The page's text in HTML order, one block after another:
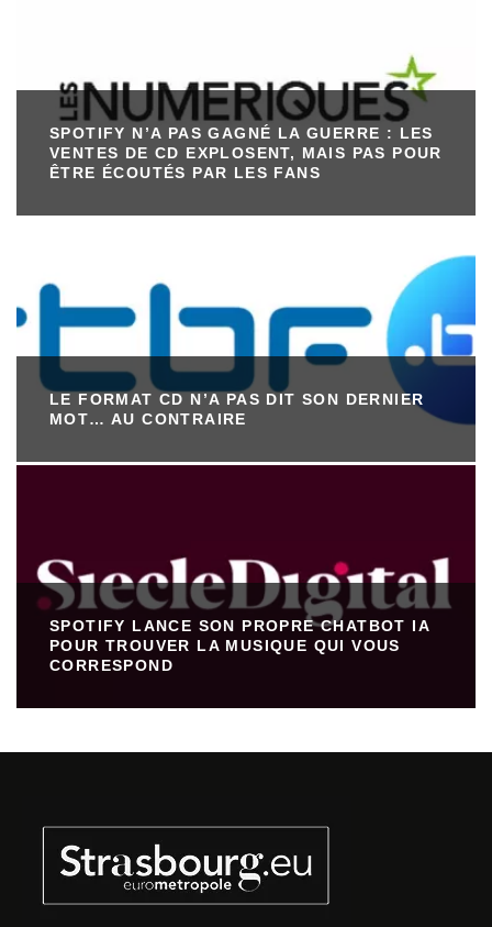
SPOTIFY N’A PAS GAGNÉ LA GUERRE : LES
VENTES DE CD EXPLOSENT, MAIS PAS POUR
ÊTRE ÉCOUTÉS PAR LES FANS
LE FORMAT CD N’A PAS DIT SON DERNIER
MOT… AU CONTRAIRE
SPOTIFY LANCE SON PROPRE CHATBOT IA
POUR TROUVER LA MUSIQUE QUI VOUS
CORRESPOND